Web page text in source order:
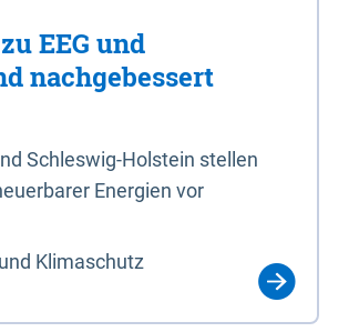
EEG und
nachgebessert
Schleswig-Holstein stellen
Energien vor
Klimaschutz